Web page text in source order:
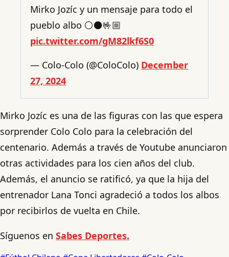
Mirko Jozíc y un mensaje para todo el
pueblo albo ⚪️⚫️🤟🏼
pic.twitter.com/gM82lkf6S0
— Colo-Colo (@ColoColo) December
27, 2024
Mirko Jozíc es una de las figuras con las que espera
sorprender Colo Colo para la celebración del
centenario. Además a través de Youtube anunciaron
otras actividades para los cien años del club.
Además, el anuncio se ratificó, ya que la hija del
entrenador Lana Tonci agradeció a todos los albos
por recibirlos de vuelta en Chile.
Síguenos en Sabes Deportes.